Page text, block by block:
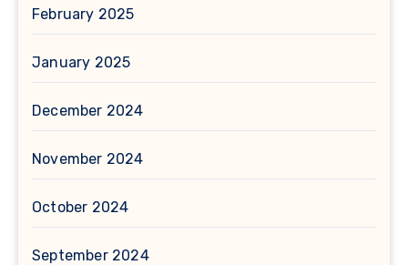
February 2025
January 2025
December 2024
November 2024
October 2024
September 2024